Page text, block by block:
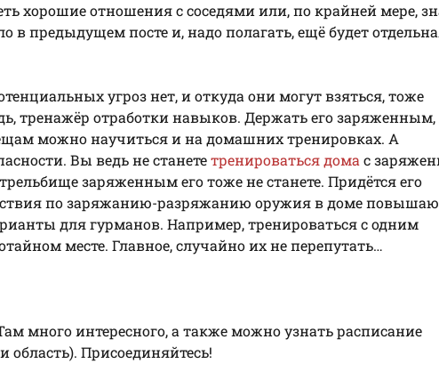
хорошие отношения с соседями или, по крайней мере,
предыдущем посте и, надо полагать, ещё будет
угроз нет, и откуда они могут взяться, тоже
тренажёр отработки навыков. Держать его заряженным,
можно научиться и на домашних тренировках. А
Вы ведь не станететренироваться домас
заряженным его тоже не станете. Придётся его
по заряжанию-разряжанию оружия в доме
для гурманов. Например, тренироваться с одним
месте. Главное, случайно их не перепутать…
много интересного, а также можно узнать расписание
Присоединяйтесь!